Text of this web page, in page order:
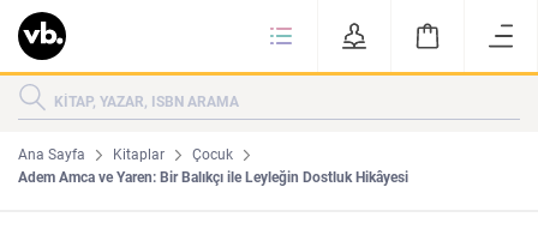
KATEGORİLER
KİTAPLAR
ÇOK SATANLAR
Ana Sayfa Kitaplar
Çocuk
Adem Amca ve Yaren: Bir Balıkçı ile Leyleğin Dostluk Hikâyesi